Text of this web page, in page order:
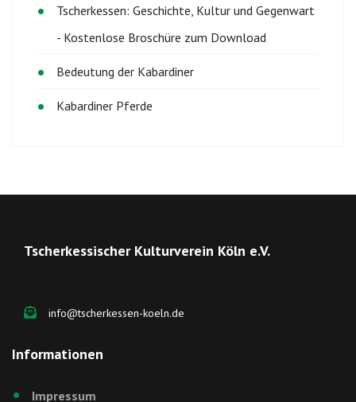
Tscherkessen: Geschichte, Kultur und Gegenwart
- Kostenlose Broschüre zum Download
Bedeutung der Kabardiner
Kabardiner Pferde
Tscherkessischer Kulturverein Köln e.V.
info@tscherkessen-koeln.de
Informationen
Impressum